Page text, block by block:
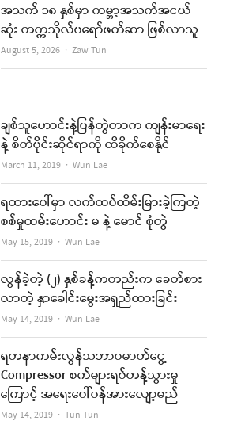
အသက် ၁၈ နှစ်မှာ ကမ္ဘာ့အသက်အငယ်
ဆုံး တက္ကသိုလ်ပရော်ဖက်ဆာ ဖြစ်လာသူ
August 5, 2026 Author
Zaw Tun
ချစ်သူဟောင်းနဲ့ပြန်တွဲတာက ကျန်းမာရေး
နဲ့ စိတ်ပိုင်းဆိုင်ရာကို ထိခိုက်စေနိုင်
March 11, 2019 Author
Wun Lae
ရထားပေါ်မှာ လက်ထပ်ထိမ်းမြားခဲ့ကြတဲ့
စစ်မှုထမ်းဟောင်း မ နဲ့ မောင် စုံတွဲ
May 15, 2019 Author
Wun Lae
လွန်ခဲ့တဲ့ (၂) နှစ်ခန့်ကတည်းက ခေတ်စား
လာတဲ့ နှာခေါင်းမွေးအရှည်ထားခြင်း
May 14, 2019 Author
Wun Lae
ရတနာကမ်းလွန်သဘာဝဓာတ်ငွေ့
Compressor စက်များရပ်တန့်သွားမှု
ကြောင့် အရေးပေါ်ဝန်အားလျော့မည်
May 14, 2019 Author
Tun Tun